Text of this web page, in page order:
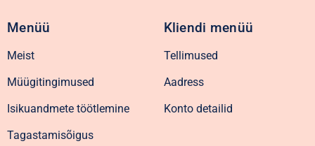
Menüü
Meist
Müügitingimused
Isikuandmete töötlemine
Tagastamisõigus
Kliendi menüü
Tellimused
Aadress
Konto detailid